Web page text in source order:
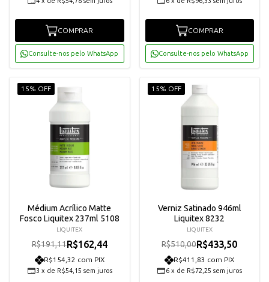
COMPRAR
Consulte-nos pelo WhatsApp
COMPRAR
Consulte-nos pelo WhatsApp
15% OFF
Médium Acrílico Matte
Fosco Liquitex 237ml 5108
LIQUITEX
R$191,11R$162,44
R$154,32 com PIX
3 x de R$54,15 sem juros
15% OFF
Verniz Satinado 946ml
Liquitex 8232
LIQUITEX
R$510,00R$433,50
R$411,83 com PIX
6 x de R$72,25 sem juros